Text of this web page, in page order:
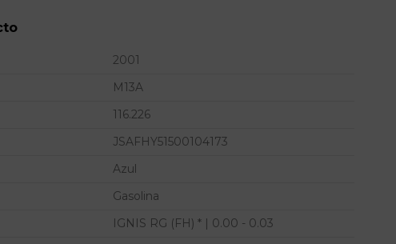
2001
M13A
116.226
JSAFHY51500104173
Azul
Gasolina
IGNIS RG (FH) * | 0.00 - 0.03